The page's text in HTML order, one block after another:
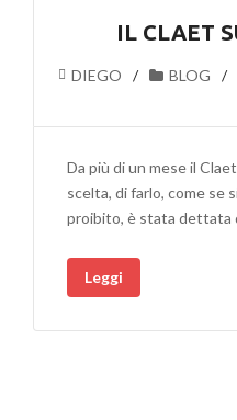
IL CLAET
DIEGO BLOG
Da più di un mese il
scelta, di farlo, come se
proibito, è stata dettata
Leggi